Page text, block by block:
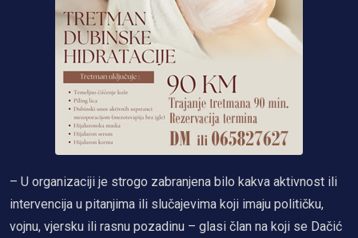
– U organizaciji je strogo zabranjena bilo kakva aktivnost ili
intervencija u pitanjima ili slučajevima koji imaju političku,
vojnu, vjersku ili rasnu pozadinu – glasi član na koji se Dačić